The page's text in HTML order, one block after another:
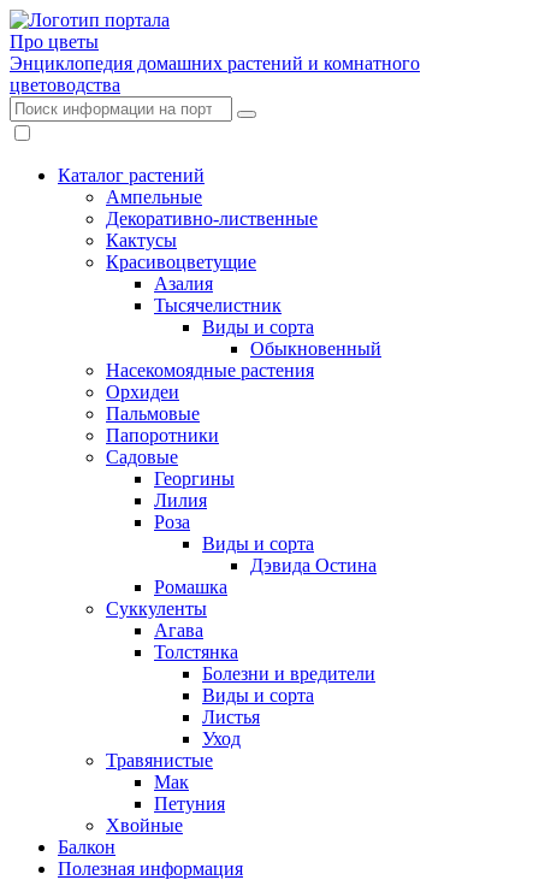
Про цветы
Энциклопедия домашних растений и комнатного
цветоводства
Каталог растений
Ампельные
Декоративно-лиственные
Кактусы
Красивоцветущие
Азалия
Тысячелистник
Виды и сорта
Обыкновенный
Насекомоядные растения
Орхидеи
Пальмовые
Папоротники
Садовые
Георгины
Лилия
Роза
Виды и сорта
Дэвида Остина
Ромашка
Суккуленты
Агава
Толстянка
Болезни и вредители
Виды и сорта
Листья
Уход
Травянистые
Мак
Петуния
Хвойные
Балкон
Полезная информация